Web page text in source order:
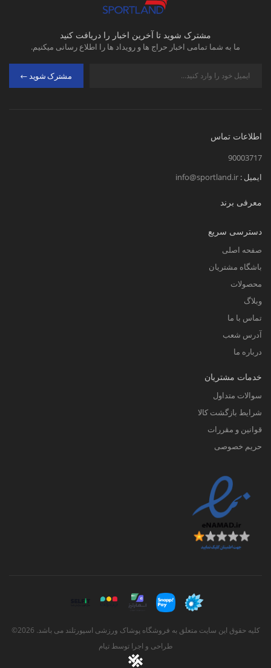
مشترک شوید تا آخرین اخبار را دریافت کنید
ما به شما تمامی اخبار حراج ها و رویداد ها را اطلاع رسانی میکنیم.
مشترک شوید
اطلاعات تماس
90003717
ایمیل : info@sportland.ir
معرفی برند
دسترسی سریع
صفحه اصلی
باشگاه مشتریان
محصولات
وبلاگ
تماس با ما
آدرس شعب
درباره ما
خدمات مشتریان
سوالات متداول
شرایط بازگشت کالا
قوانین و مقررات
حریم خصوصی
کلیه حقوق این سایت متعلق به فروشگاه پوشاک ورزشی اسپورتلند می باشد. 2026©
طراحی و اجرا توسطتیام